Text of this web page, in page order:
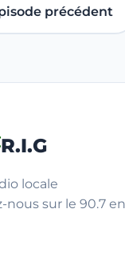
précédent
R.I.G
locale
nous sur le 90.7